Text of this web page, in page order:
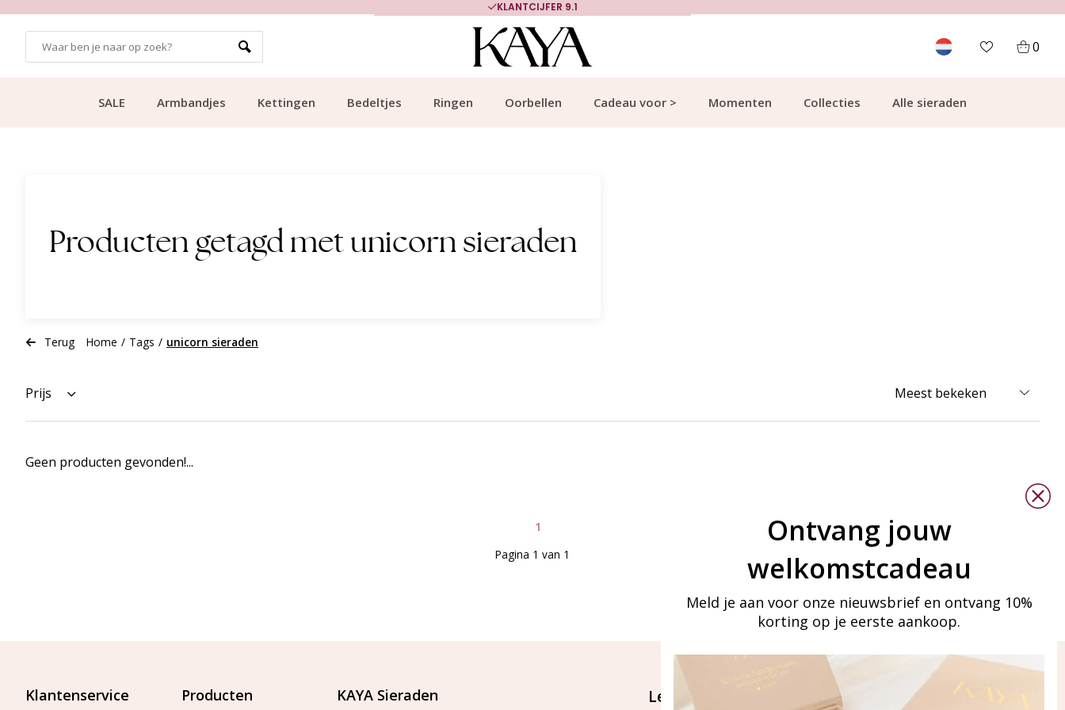
KLANTCIJFER 9.1
0
SALE Armbandjes Kettingen Bedeltjes Ringen Oorbellen Cadeau voor > Momenten Collecties Alle sieraden
Producten getagd met unicorn sieraden
Terug Home / Tags / unicorn sieraden
Prijs
Geen producten gevonden!...
1
Pagina 1 van 1
Klantenservice Producten KAYA Sieraden Let's stay in touch
Ontvang jouw
welkomstcadeau
Meld je aan voor onze nieuwsbrief en ontvang 10%
korting op je eerste aankoop.